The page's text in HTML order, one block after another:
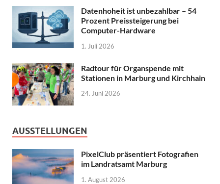
Datenhoheit ist unbezahlbar – 54
Prozent Preissteigerung bei
Computer-Hardware
1. Juli 2026
Radtour für Organspende mit
Stationen in Marburg und Kirchhain
24. Juni 2026
AUSSTELLUNGEN
PixelClub präsentiert Fotografien
im Landratsamt Marburg
1. August 2026